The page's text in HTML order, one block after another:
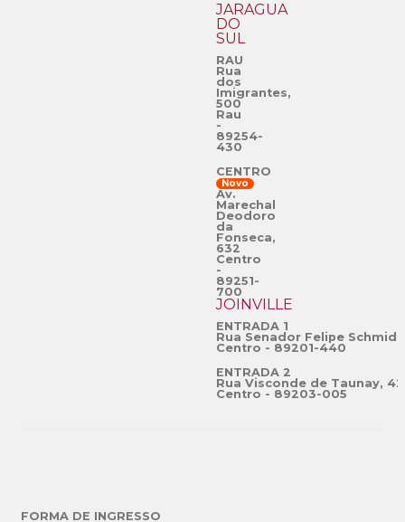
JARAGUÁ
DO
SUL
RAU
Rua
dos
Imigrantes,
500
Rau
-
89254-
430
CENTRO
Novo
Av.
Marechal
Deodoro
da
Fonseca,
632
Centro
-
89251-
700
JOINVILLE
ENTRADA 1
Rua Senador Felipe
Centro - 89201-440
ENTRADA 2
Rua Visconde de Taunay,
Centro - 89203-005
FORMA DE INGRESSO